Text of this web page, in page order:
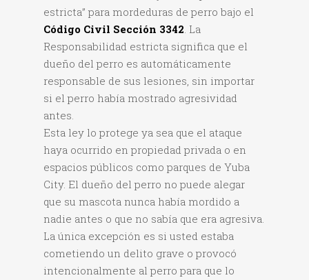
estricta” para mordeduras de perro bajo el
Código Civil Sección 3342. La
Responsabilidad estricta significa que el
dueño del perro es automáticamente
responsable de sus lesiones, sin importar
si el perro había mostrado agresividad
antes.
Esta ley lo protege ya sea que el ataque
haya ocurrido en propiedad privada o en
espacios públicos como parques de Yuba
City. El dueño del perro no puede alegar
que su mascota nunca había mordido a
nadie antes o que no sabía que era agresiva.
La única excepción es si usted estaba
cometiendo un delito grave o provocó
intencionalmente al perro para que lo